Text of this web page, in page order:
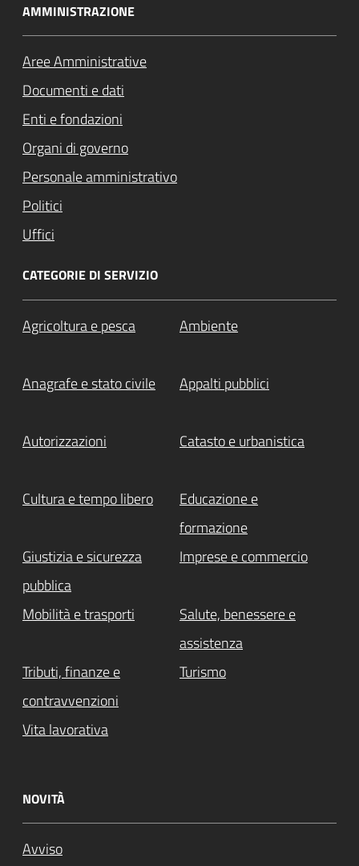
AMMINISTRAZIONE
Aree Amministrative
Documenti e dati
Enti e fondazioni
Organi di governo
Personale amministrativo
Politici
Uffici
CATEGORIE DI SERVIZIO
Agricoltura e pesca Ambiente
Anagrafe e stato civile Appalti pubblici
Autorizzazioni Catasto e urbanistica
Cultura e tempo libero
Educazione e
formazione
Giustizia e sicurezza
pubblica
Imprese e commercio
Mobilità e trasporti
Salute, benessere e
assistenza
Tributi, finanze e
contravvenzioni
Turismo
Vita lavorativa
NOVITÀ
Avviso